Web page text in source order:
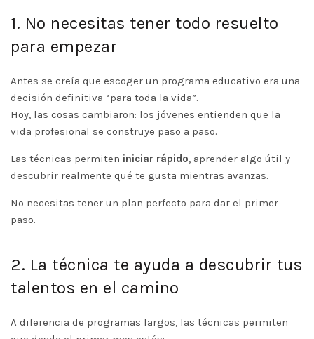
1. No necesitas tener todo resuelto
para empezar
Antes se creía que escoger un programa educativo era una
decisión definitiva “para toda la vida”.
Hoy, las cosas cambiaron: los jóvenes entienden que la
vida profesional se construye paso a paso.
Las técnicas permiten iniciar rápido , aprender algo útil y
descubrir realmente qué te gusta mientras avanzas.
No necesitas tener un plan perfecto para dar el primer
paso.
2. La técnica te ayuda a descubrir tus
talentos en el camino
A diferencia de programas largos, las técnicas permiten